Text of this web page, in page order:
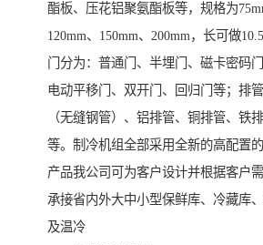
酯板、压花铝聚氨酯板等，规格为
120mm、150mm、200mm，长可做
门分为：普通门、半埋门、磁卡密码
电动平移门、双开门、回归门等；排
（无缝钢管）、铝排管、铜排管、铁
等。制冷机组全部采用全新的高配置
产品我公司可为客户设计并根据客户
承接省内外大中小型保鲜库、冷藏库
及温冷